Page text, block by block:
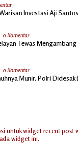
Investasi Aji
0 Komentar
Tewas
0 Komentar
Munir, Polri Didesak
untuk widget recent post
widget ini.